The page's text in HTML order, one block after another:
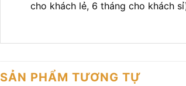
cho khách lẻ, 6 tháng cho khách
SẢN PHẨM TƯƠNG TỰ